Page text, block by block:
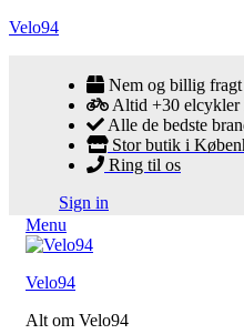
Velo94
Nem og billig fragt
Altid +30 elcykler
Alle de bedste
Stor butik i
Ring til os
Sign in
Menu
Velo94
Alt om Velo94